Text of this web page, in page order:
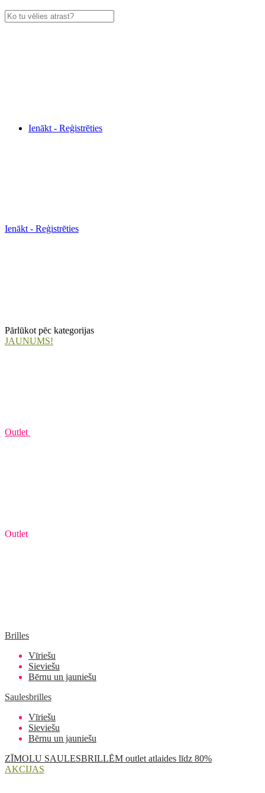
Ienākt - Reģistrēties
Ienākt - Reģistrēties
Pārlūkot pēc kategorijas
JAUNUMS!
Outlet
Outlet
Brilles
Vīriešu
Sieviešu
Bērnu un jauniešu
Saulesbrilles
Vīriešu
Sieviešu
Bērnu un jauniešu
ZĪMOLU SAULESBRILLĒM outlet atlaides līdz 80%
AKCIJAS